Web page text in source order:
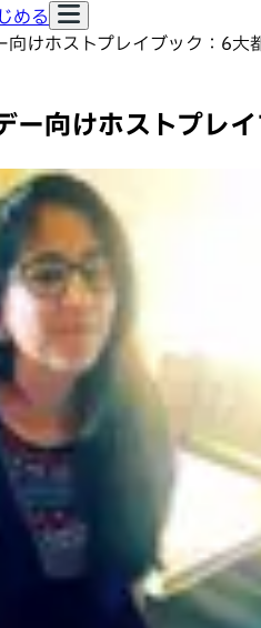
める
けホストプレイブック：6大
ー向けホストプレ